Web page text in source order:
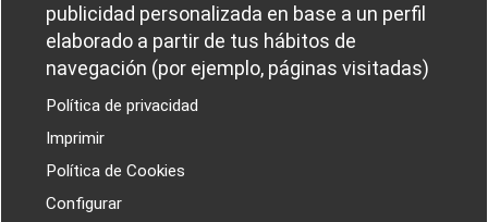
publicidad personalizada en base a un perfil
elaborado a partir de tus hábitos de
navegación (por ejemplo, páginas visitadas)
Política de privacidad
Imprimir
Política de Cookies
Configurar
Política de cookies
Canal Ético
PROYECTOS I+D+I